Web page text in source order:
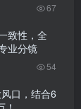
67
致性，全
业分镜
54
口，结合6